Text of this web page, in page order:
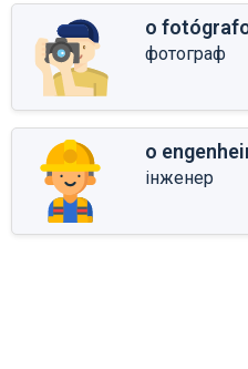
o
фотограф
o
інженер